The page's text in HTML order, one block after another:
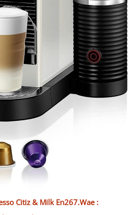
Citiz & Milk En267.Wae :